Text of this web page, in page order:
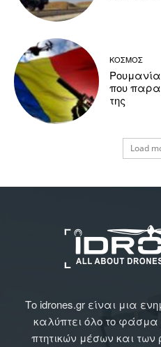
ΚΟΣΜΟΣ
που
της
Load
Το idrones.gr είναι μια
καλύπτει όλο το
πτητικών μέσων και